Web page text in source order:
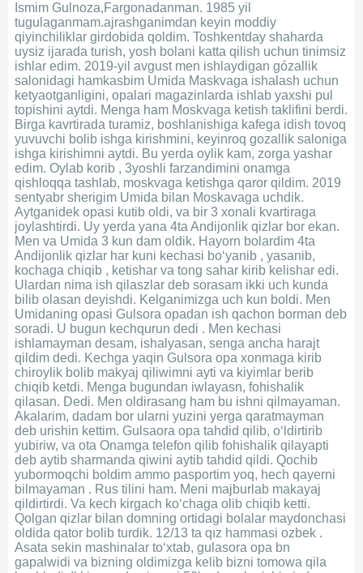
Ismim Gulnoza,Fargonadanman. 1985 yil
tugulaganmam.ajrashganimdan keyin moddiy
qiyinchiliklar girdobida qoldim. Toshkentday shaharda
uysiz ijarada turish, yosh bolani katta qilish uchun tinimsiz
ishlar edim. 2019-yil avgust men ishlaydigan gózallik
salonidagi hamkasbim Umida Maskvaga ishalash uchun
ketyaotganligini, opalari magazinlarda ishlab yaxshi pul
topishini aytdi. Menga ham Moskvaga ketish taklifini berdi.
Birga kavrtirada turamiz, boshlanishiga kafega idish tovoq
yuvuvchi bolib ishga kirishmini, keyinroq gozallik saloniga
ishga kirishimni aytdi. Bu yerda oylik kam, zorga yashar
edim. Oylab korib , 3yoshli farzandimini onamga
qishloqqa tashlab, moskvaga ketishga qaror qildim. 2019
sentyabr sherigim Umida bilan Moskavaga uchdik.
Aytganidek opasi kutib oldi, va bir 3 xonali kvartiraga
joylashtirdi. Uy yerda yana 4ta Andijonlik qizlar bor ekan.
Men va Umida 3 kun dam oldik. Hayorn bolardim 4ta
Andijonlik qizlar har kuni kechasi boʻyanib , yasanib,
kochaga chiqib , ketishar va tong sahar kirib kelishar edi.
Ulardan nima ish qilaszlar deb sorasam ikki uch kunda
bilib olasan deyishdi. Kelganimizga uch kun boldi. Men
Umidaning opasi Gulsora opadan ish qachon borman deb
soradi. U bugun kechqurun dedi . Men kechasi
ishlamayman desam, ishalyasan, senga ancha harajt
qildim dedi. Kechga yaqin Gulsora opa xonmaga kirib
chiroylik bolib makyaj qiliwimni ayti va kiyimlar berib
chiqib ketdi. Menga bugundan iwlayasn, fohishalik
qilasan. Dedi. Men oldirasang ham bu ishni qilmayaman.
Akalarim, dadam bor ularni yuzini yerga qaratmayman
deb urishin kettim. Gulsaora opa tahdid qilib, oʻldirtirib
yubiriw, va ota Onamga telefon qilib fohishalik qilayapti
deb aytib sharmanda qiwini aytib tahdid qildi. Qochib
yubormoqchi boldim ammo pasportim yoq, hech qayerni
bilmayaman . Rus tilini ham. Meni majburlab makayaj
qildirtirdi. Va kech kirgach koʻchaga olib chiqib ketti.
Qolgan qizlar bilan domning ortidagi bolalar maydonchasi
oldida qator bolib turdik. 12/13 ta qız hammasi ozbek .
Asata sekin mashinalar toʻxtab, gulasora opa bn
gapalwidi va bizning oldimizga kelib bizni tomowa qila